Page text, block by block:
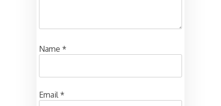
Name *
Email *